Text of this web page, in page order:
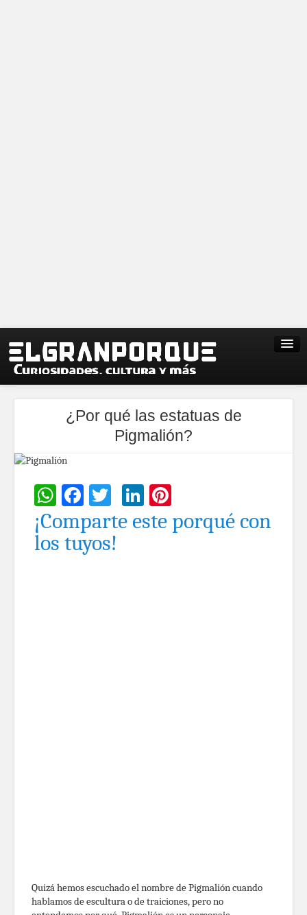
¿Por qué las estatuas de
Pigmalión?
WhatsApp
Facebook
TwitterLinkedIn
¡Comparte este porqué con
los tuyos!
Quizá hemos escuchado el nombre de Pigmalión cuando
hablamos de escultura o de traiciones, pero no